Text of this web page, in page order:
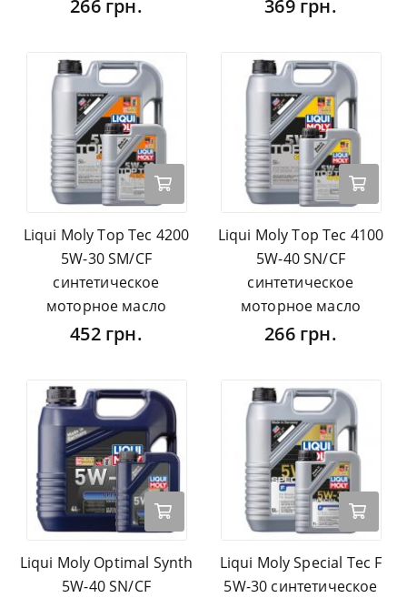
266 грн. 369 грн.
Liqui Moly Top Tec 4200
5W-30 SM/CF
синтетическое
моторное масло
452 грн.
Liqui Moly Top Tec 4100
5W-40 SN/CF
синтетическое
моторное масло
266 грн.
Liqui Moly Optimal Synth
5W-40 SN/CF
Liqui Moly Special Tec F
5W-30 синтетическое